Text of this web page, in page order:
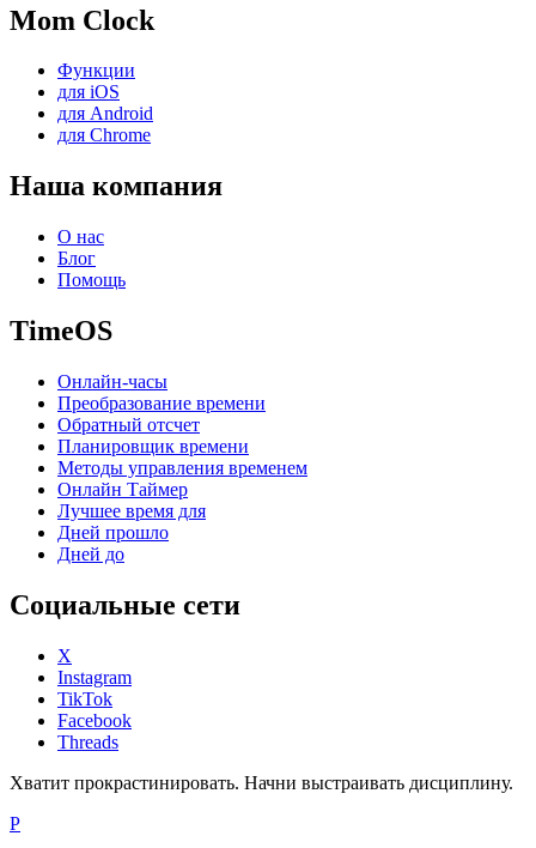
Mom Clock
Функции
для iOS
для Android
для Chrome
Наша компания
О нас
Блог
Помощь
TimeOS
Онлайн-часы
Преобразование времени
Обратный отсчет
Планировщик времени
Методы управления временем
Онлайн Таймер
Лучшее время для
Дней прошло
Дней до
Социальные сети
X
Instagram
TikTok
Facebook
Threads
Хватит прокрастинировать. Начни выстраивать дисциплину.
P